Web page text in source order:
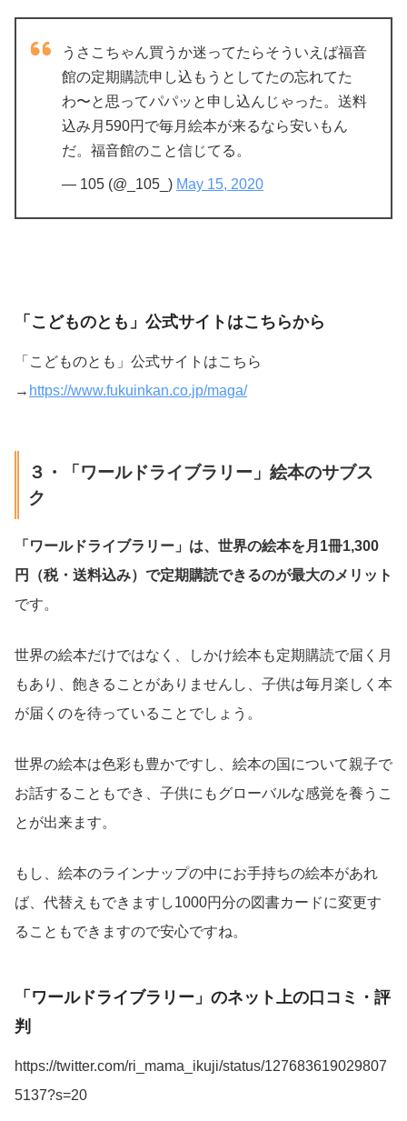
うさこちゃん買うか迷ってたらそういえば福音
館の定期購読申し込もうとしてたの忘れてた
わ〜と思ってパパッと申し込んじゃった。送料
込み月590円で毎月絵本が来るなら安いもん
だ。福音館のこと信じてる。
— 105 (@_105_) May 15, 2020
「こどものとも」公式サイトはこちらから
「こどものとも」公式サイトはこちら
→ https://www.fukuinkan.co.jp/maga/
３・「ワールドライブラリー」絵本のサブス
ク
「ワールドライブラリー」は、世界の絵本を月1冊1,300
円（税・送料込み）で定期購読できるのが最大のメリット
です。
世界の絵本だけではなく、しかけ絵本も定期購読で届く月
もあり、飽きることがありませんし、子供は毎月楽しく本
が届くのを待っていることでしょう。
世界の絵本は色彩も豊かですし、絵本の国について親子で
お話することもでき、子供にもグローバルな感覚を養うこ
とが出来ます。
もし、絵本のラインナップの中にお手持ちの絵本があれ
ば、代替えもできますし1000円分の図書カードに変更す
ることもできますので安心ですね。
「ワールドライブラリー」のネット上の口コミ・評
判
https://twitter.com/ri_mama_ikuji/status/127683619029807
5137?s=20